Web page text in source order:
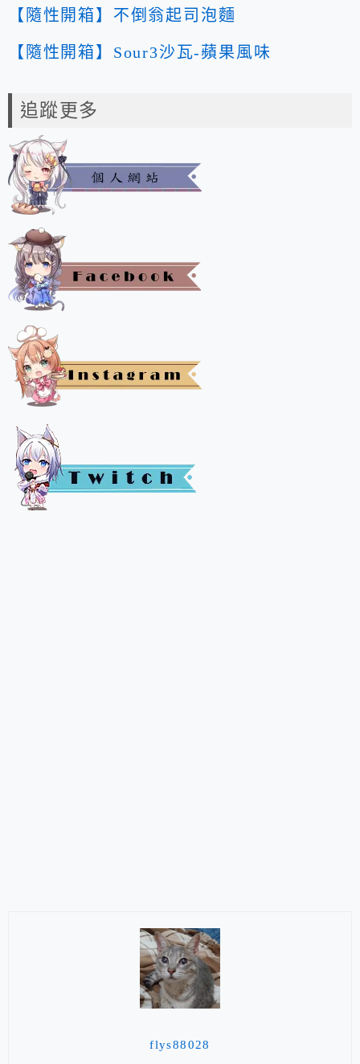
【隨性開箱】不倒翁起司泡麵
【隨性開箱】Sour3沙瓦-蘋果風味
追蹤更多
flys88028